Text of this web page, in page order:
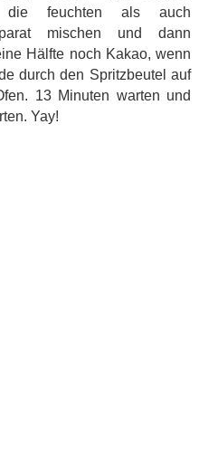
die feuchten als auch
mischen und dann
Hälfte noch Kakao, wenn
durch den Spritzbeutel auf
13 Minuten warten und
Yay!